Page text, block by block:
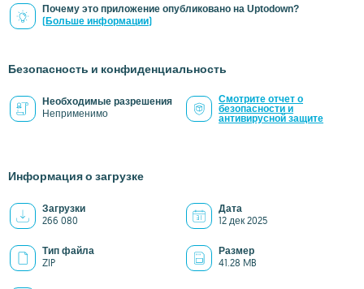
Почему это приложение опубликовано на Uptodown?
(Больше информации)
Безопасность и конфиденциальность
Необходимые разрешения
Неприменимо
Смотрите отчет о
безопасности и
антивирусной защите
Информация о загрузке
Загрузки
266 080
Дата
12 дек 2025
Тип файла
ZIP
Размер
41.28 MB